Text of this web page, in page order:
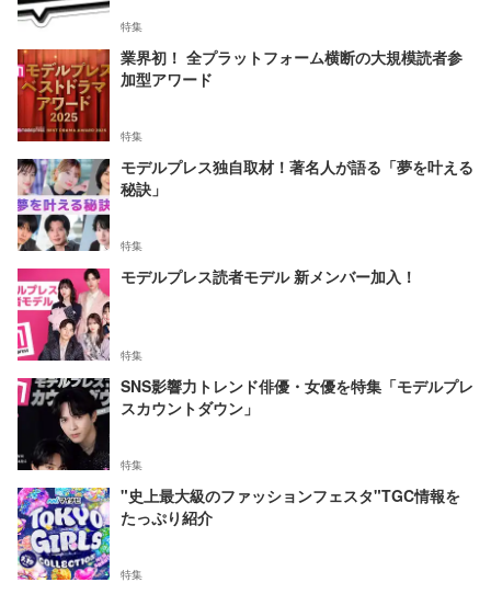
特集
業界初！ 全プラットフォーム横断の大規模読者参
加型アワード
特集
モデルプレス独自取材！著名人が語る「夢を叶える
秘訣」
特集
モデルプレス読者モデル 新メンバー加入！
特集
SNS影響力トレンド俳優・女優を特集「モデルプレ
スカウントダウン」
特集
"史上最大級のファッションフェスタ"TGC情報を
たっぷり紹介
特集